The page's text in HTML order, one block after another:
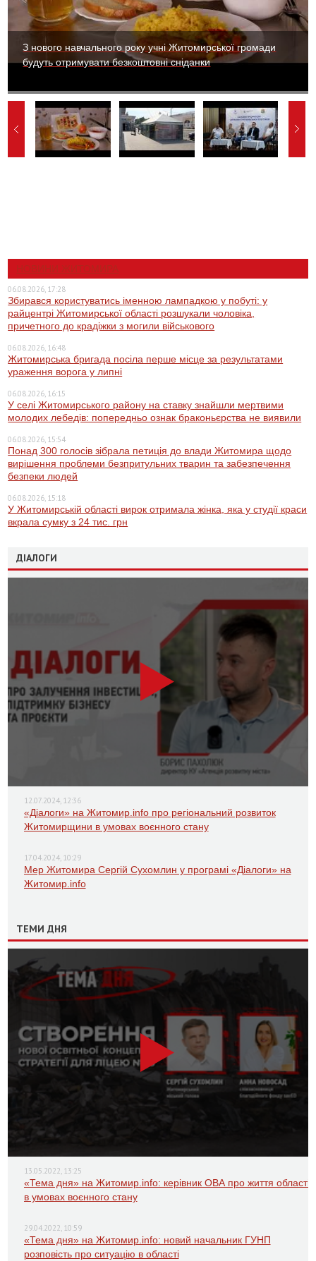
З нового навчального року учні Житомирської громади
будуть отримувати безкоштовні сніданки
НОВИНИ ЖИТОМИРА
06.08.2026, 17:28
Збирався користуватись іменною лампадкою у побуті: у
райцентрі Житомирської області розшукали чоловіка,
причетного до крадіжки з могили військового
06.08.2026, 16:48
Житомирська бригада посіла перше місце за результатами
ураження ворога у липні
06.08.2026, 16:15
У селі Житомирського району на ставку знайшли мертвими
молодих лебедів: попередньо ознак браконьєрства не виявили
06.08.2026, 15:54
Понад 300 голосів зібрала петиція до влади Житомира щодо
вирішення проблеми безпритульних тварин та забезпечення
безпеки людей
06.08.2026, 15:18
У Житомирській області вирок отримала жінка, яка у студії краси
вкрала сумку з 24 тис. грн
ДІАЛОГИ
12.07.2024, 12:36
«Діалоги» на Житомир.info про регіональний розвиток
Житомирщини в умовах воєнного стану
17.04.2024, 10:29
Мер Житомира Сергій Сухомлин у програмі «Діалоги» на
Житомир.info
ТЕМИ ДНЯ
13.05.2022, 13:25
«Тема дня» на Житомир.info: керівник ОВА про життя області
в умовах воєнного стану
29.04.2022, 10:59
«Тема дня» на Житомир.info: новий начальник ГУНП
розповість про ситуацію в області